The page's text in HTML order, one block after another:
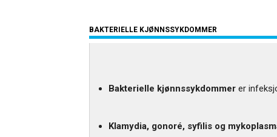
BAKTERIELLE KJØNNSSYKDOMMER
Bakterielle kjønnssykdommer er
Klamydia, gonoré, syfilis og